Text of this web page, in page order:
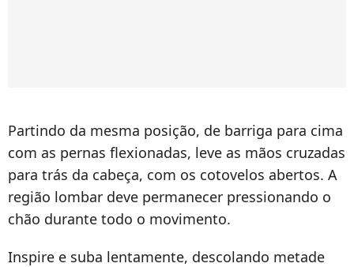
Partindo da mesma posição, de barriga para cima
com as pernas flexionadas, leve as mãos cruzadas
para trás da cabeça, com os cotovelos abertos. A
região lombar deve permanecer pressionando o
chão durante todo o movimento.
Inspire e suba lentamente, descolando metade